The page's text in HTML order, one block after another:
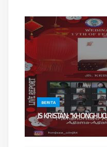
BERITA
JS KRISTAN:
Jakarta - Ketua Umum Generasi